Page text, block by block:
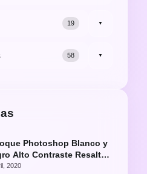
19 ▼
58 ▼
Photoshop Blanco y
Alto Contraste Resaltar
Gato
2020